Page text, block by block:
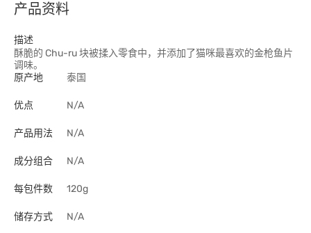
产品资料
描述
酥脆的 Chu-ru 块被揉入零食中，并添加了猫咪最喜欢的金枪鱼片
调味。
原产地
泰国
优点 N/A
产品用法 N/A
成分组合 N/A
每包件数 120g
储存方式 N/A